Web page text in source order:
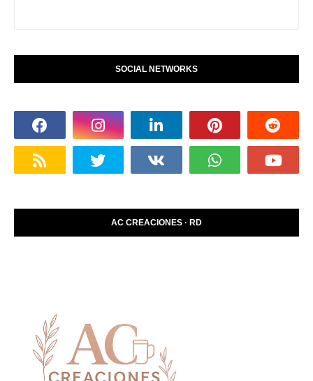
SOCIAL NETWORKS
AC CREACIONES · RD